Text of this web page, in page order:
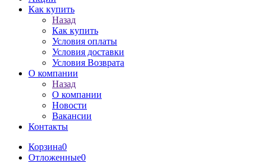
Как купить
Назад
Как купить
Условия оплаты
Условия доставки
Условия Возврата
О компании
Назад
О компании
Новости
Вакансии
Контакты
Корзина0
Отложенные0